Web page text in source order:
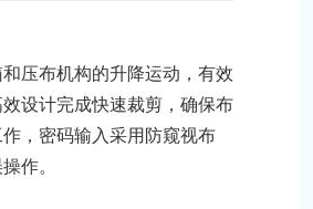
压布机构的升降运动，有效
设计完成快速裁剪，确保布
，密码输入采用防窥视布
作。